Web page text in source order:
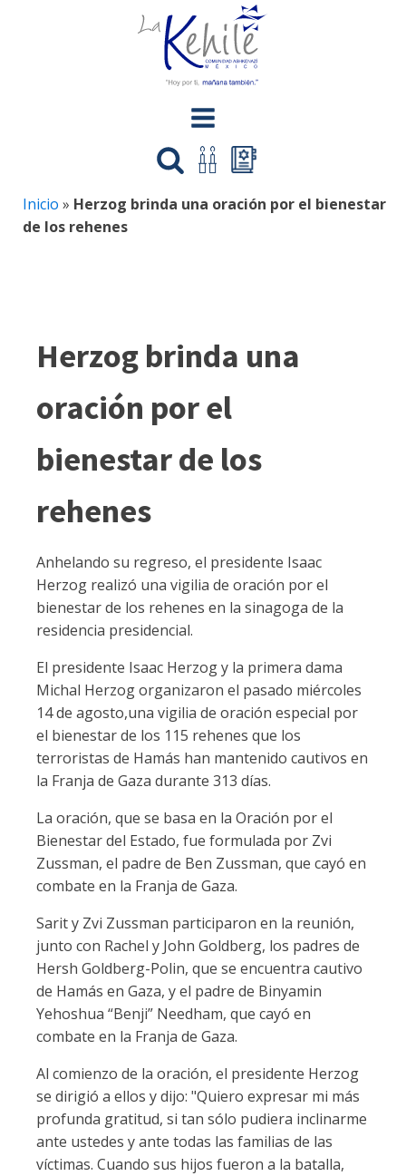
Inicio » Herzog brinda una oración por el bienestar
de los rehenes
Herzog brinda una
oración por el
bienestar de los
rehenes
Anhelando su regreso, el presidente Isaac
Herzog realizó una vigilia de oración por el
bienestar de los rehenes en la sinagoga de la
residencia presidencial.
El presidente Isaac Herzog y la primera dama
Michal Herzog organizaron el pasado miércoles
14 de agosto,una vigilia de oración especial por
el bienestar de los 115 rehenes que los
terroristas de Hamás han mantenido cautivos en
la Franja de Gaza durante 313 días.
La oración, que se basa en la Oración por el
Bienestar del Estado, fue formulada por Zvi
Zussman, el padre de Ben Zussman, que cayó en
combate en la Franja de Gaza.
Sarit y Zvi Zussman participaron en la reunión,
junto con Rachel y John Goldberg, los padres de
Hersh Goldberg-Polin, que se encuentra cautivo
de Hamás en Gaza, y el padre de Binyamin
Yehoshua “Benji” Needham, que cayó en
combate en la Franja de Gaza.
Al comienzo de la oración, el presidente Herzog
se dirigió a ellos y dijo: "Quiero expresar mi más
profunda gratitud, si tan sólo pudiera inclinarme
ante ustedes y ante todas las familias de las
víctimas. Cuando sus hijos fueron a la batalla,